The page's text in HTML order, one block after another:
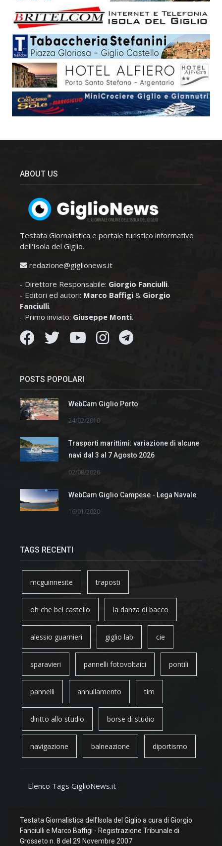
ABOUT US
Testata Giornalistica e portale turistico informativo
dell'Isola del Giglio.
redazione@giglionews.it
- Direttore Responsabile: Giorgio Fanciulli.
- Editori ed autori: Marco Baffigi & Giorgio
Fanciulli.
- Primo inviato: Giuseppe Monti.
POSTS POPOLARI
WebCam Giglio Porto
24/02/2010
Trasporti marittimi: variazione di alcune
navi dal 3 al 7 Agosto 2026
02/08/2026
WebCam Giglio Campese - Lega Navale
16/01/2020
TAGS RECENTI
mcguinnesite traposti
oh che bel castello la danza di bacco
alessio guarnieri giglio lab cie
sparavieri pannelli fotovoltaici pontili
pannelli annullamento tim
diritto allo studio borse di studio
navigazione balneazione diportismo
Elenco Tags GiglioNews.it
Testata Giornalistica dell'Isola del Giglio a cura di Giorgio
Fanciulli e Marco Baffigi - Registrazione Tribunale di
Grosseto n. 8 del 29 Novembre 2007